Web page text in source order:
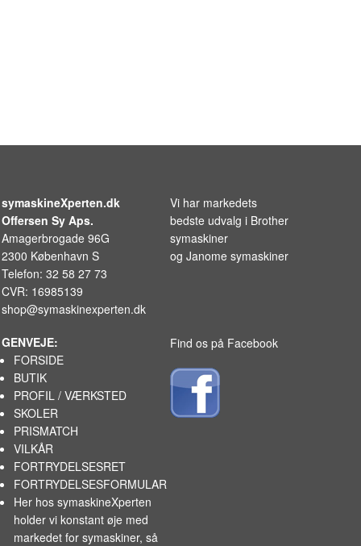
symaskineXperten.dk
Offersen Sy Aps.
Amagerbrogade 96G
2300 København S
Telefon: 32 58 27 73
CVR: 16985139
shop@symaskinexperten.dk
Vi har markedets
bedste udvalg i Brother
symaskiner
og Janome symaskiner
GENVEJE:
FORSIDE
BUTIK
PROFIL / VÆRKSTED
SKOLER
PRISMATCH
VILKÅR
FORTRYDELSESRET
FORTRYDELSESFORMULAR
Her hos symaskineXperten
holder vi konstant øje med
markedet forsymaskiner, så
Find os på Facebook